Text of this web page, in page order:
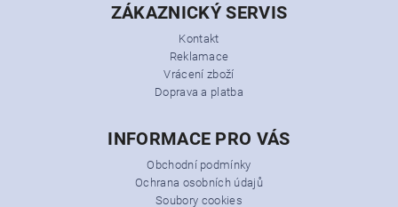
ZÁKAZNICKÝ SERVIS
Kontakt
Reklamace
Vrácení zboží
Doprava a platba
INFORMACE PRO VÁS
Obchodní podmínky
Ochrana osobních údajů
Soubory cookies